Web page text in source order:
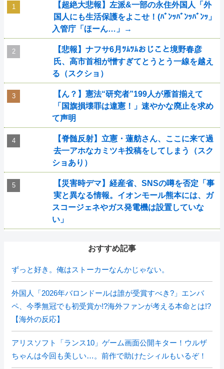
【超絶大悲報】左派&一部の永住外国人「外
国人にも生活保護をよこせ！(ﾊﾞﾝｯﾊﾞﾝｯﾊﾞﾝｯ」
入管庁「ほーん…」→
【悲報】ナフサ6月ﾂﾑﾂﾑおじこと境野春彦
氏、高市首相が憎すぎてとうとう一線を越え
る（スクショ）
【ん？】憲法“研究者”199人が雁首揃えて
「国旗損壊罪は違憲！」速やかな廃止を求め
て声明
【脊髄反射】立憲・蓮舫さん、ここに来て過
去一アホなカミツキ投稿をしてしまう（スク
ショあり）
【災害時デマ】経産省、SNSの噂を否定「事
実と異なる情報。イオンモール熊本には、ガ
スコージェネやガス発電機は設置していな
い」
おすすめ記事
ずっと好き。俺はストーカーなんかじゃない。
外国人「2026年バロンドールは誰が受賞すべき?」エンバ
ペ、今季無冠でも初受賞か!?海外ファンが考える本命とは!?
【海外の反応】
アリスソフト「ランス10」ゲーム画面公開キター！ウルザ
ちゃんは今回も美しい…。前作で助けたシィルもいるぞ！